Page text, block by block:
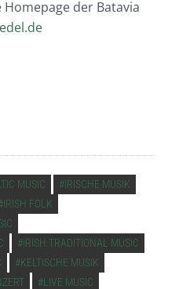
der Batavia
MUSIC
IRISCHE MUSIK
IRISH FOLK
IRISH TRADITIONAL MUSIC
KELTISCHE MUSIK
LIVE MUSIC